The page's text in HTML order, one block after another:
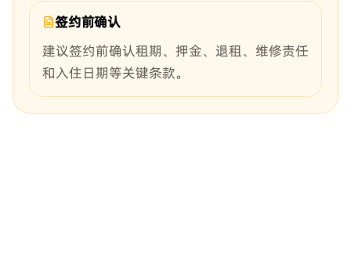
签约前确认
建议签约前确认租期、押金、退租、维修责任
和入住日期等关键条款。